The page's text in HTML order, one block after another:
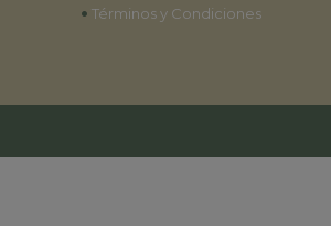
• Términos y Condiciones